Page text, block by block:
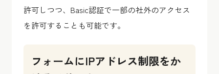
許可しつつ、Basic認証で一部の社外のアクセス
を許可することも可能です。
フォームにIPアドレス制限をか